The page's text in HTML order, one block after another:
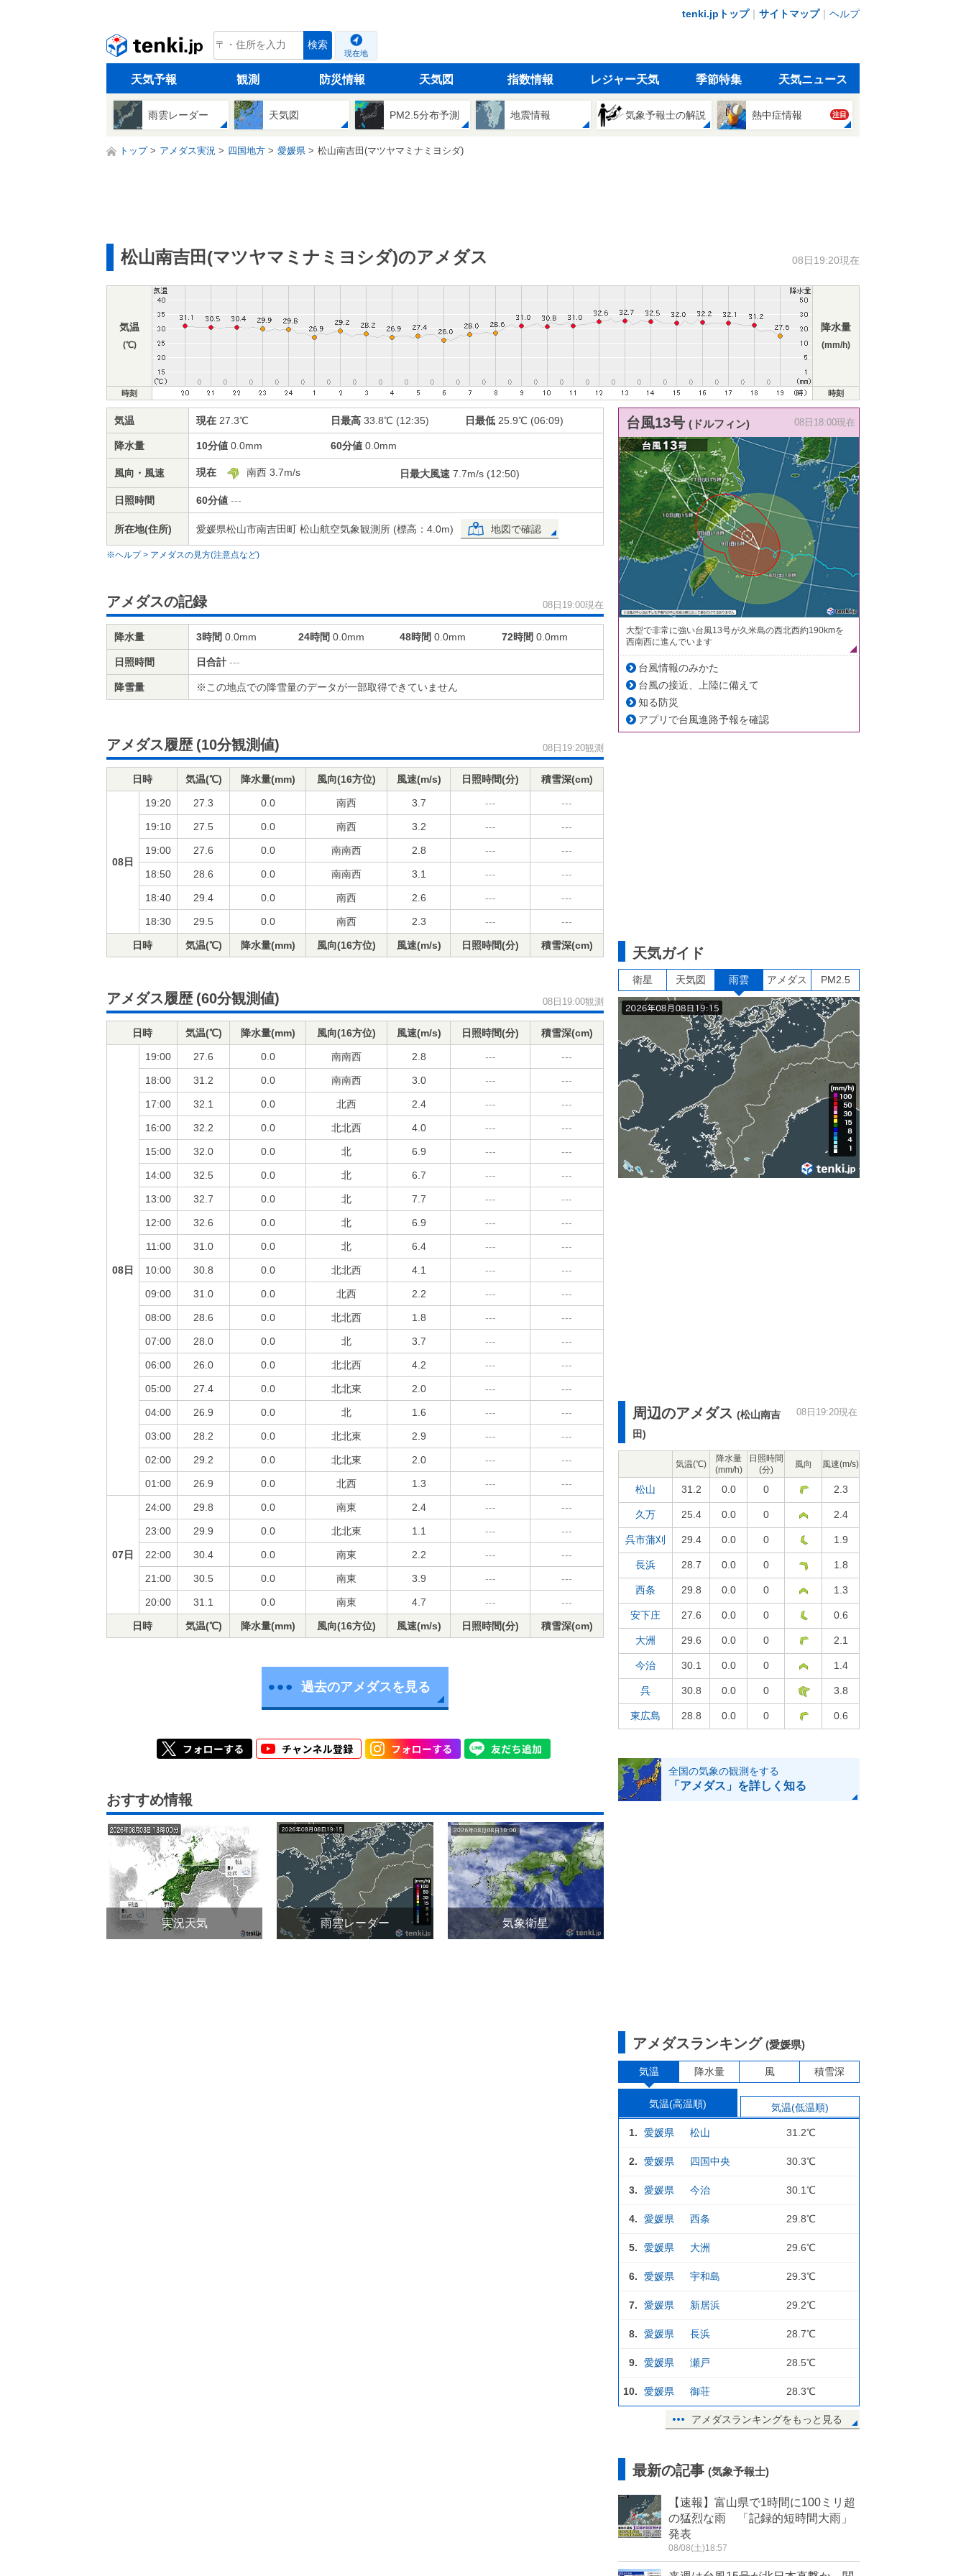
tenki.jpトップ｜ サイトマップ｜ ヘルプ
tenki.jp 検索
現在地
天気予報 観測 防災情報 天気図 指数情報 レジャー天気 季節特集 天気ニュース
雨雲レーダー 天気図 PM2.5分布予測 地震情報 気象予報士の解説 熱中症情報 注目
トップ アメダス実況 四国地方 愛媛県 松山南吉田(マツヤマミナミヨシダ)
松山南吉田(マツヤマミナミヨシダ)のアメダス 08日19:20現在
気温
(℃)
降水量
(mm/h)
時刻 時刻
気温 現在 27.3℃ 日最高33.8℃ (12:35) 日最低25.9℃ (06:09)
降水量 10分値 0.0mm 60分値0.0mm
風向・風速 現在 南西 3.7m/s 日最大風速 7.7m/s (12:50)
日照時間 60分値 ---
所在地(住所) 愛媛県松山市南吉田町 松山航空気象観測所 (標高：4.0m) 地図で確認
※ヘルプ > アメダスの見方(注意点など)
アメダスの記録 08日19:00現在
降水量 3時間 0.0mm 24時間 0.0mm 48時間 0.0mm 72時間 0.0mm
日照時間 日合計 ---
降雪量 ※この地点での降雪量のデータが一部取得できていません
アメダス履歴 (10分観測値) 08日19:20観測
日時 気温(℃) 降水量(mm) 風向(16方位) 風速(m/s) 日照時間(分) 積雪深(cm)
08日
19:20 27.3 0.0 南西 3.7 --- ---
19:10 27.5 0.0 南西 3.2 --- ---
19:00 27.6 0.0 南南西 2.8 --- ---
18:50 28.6 0.0 南南西 3.1 --- ---
18:40 29.4 0.0 南西 2.6 --- ---
18:30 29.5 0.0 南西 2.3 --- ---
日時 気温(℃) 降水量(mm) 風向(16方位) 風速(m/s) 日照時間(分) 積雪深(cm)
アメダス履歴 (60分観測値) 08日19:00観測
日時 気温(℃) 降水量(mm) 風向(16方位) 風速(m/s) 日照時間(分) 積雪深(cm)
08日
19:00 27.6 0.0 南南西 2.8 --- ---
18:00 31.2 0.0 南南西 3.0 --- ---
17:00 32.1 0.0 北西 2.4 --- ---
16:00 32.2 0.0 北北西 4.0 --- ---
15:00 32.0 0.0 北 6.9 --- ---
14:00 32.5 0.0 北 6.7 --- ---
13:00 32.7 0.0 北 7.7 --- ---
12:00 32.6 0.0 北 6.9 --- ---
11:00 31.0 0.0 北 6.4 --- ---
10:00 30.8 0.0 北北西 4.1 --- ---
09:00 31.0 0.0 北西 2.2 --- ---
08:00 28.6 0.0 北北西 1.8 --- ---
07:00 28.0 0.0 北 3.7 --- ---
06:00 26.0 0.0 北北西 4.2 --- ---
05:00 27.4 0.0 北北東 2.0 --- ---
04:00 26.9 0.0 北 1.6 --- ---
03:00 28.2 0.0 北北東 2.9 --- ---
02:00 29.2 0.0 北北東 2.0 --- ---
01:00 26.9 0.0 北西 1.3 --- ---
07日
24:00 29.8 0.0 南東 2.4 --- ---
23:00 29.9 0.0 北北東 1.1 --- ---
22:00 30.4 0.0 南東 2.2 --- ---
21:00 30.5 0.0 南東 3.9 --- ---
20:00 31.1 0.0 南東 4.7 --- ---
日時 気温(℃) 降水量(mm) 風向(16方位) 風速(m/s) 日照時間(分) 積雪深(cm)
過去のアメダスを見る
おすすめ情報
実況天気 雨雲レーダー 気象衛星
台風13号 (ドルフィン) 08日18:00現在
大型で非常に強い台風13号が久米島の西北西約190kmを
西南西に進んでいます
台風情報のみかた
台風の接近、上陸に備えて
知る防災
アプリで台風進路予報を確認
天気ガイド
衛星 天気図 雨雲 アメダス PM2.5
周辺のアメダス (松山南吉
田)
08日19:20現在
気温(℃)
降水量
(mm/h)
日照時間
(分)
風向 風速(m/s)
松山 31.2 0.0 0 2.3
久万 25.4 0.0 0 2.4
呉市蒲刈 29.4 0.0 0 1.9
長浜 28.7 0.0 0 1.8
西条 29.8 0.0 0 1.3
安下庄 27.6 0.0 0 0.6
大洲 29.6 0.0 0 2.1
今治 30.1 0.0 0 1.4
呉 30.8 0.0 0 3.8
東広島 28.8 0.0 0 0.6
全国の気象の観測をする
「アメダス」を詳しく知る
アメダスランキング (愛媛県)
気温 降水量 風 積雪深
気温(高温順) 気温(低温順)
1. 愛媛県 松山 31.2℃
2. 愛媛県 四国中央 30.3℃
3. 愛媛県 今治 30.1℃
4. 愛媛県 西条 29.8℃
5. 愛媛県 大洲 29.6℃
6. 愛媛県 宇和島 29.3℃
7. 愛媛県 新居浜 29.2℃
8. 愛媛県 長浜 28.7℃
9. 愛媛県 瀬戸 28.5℃
10. 愛媛県 御荘 28.3℃
アメダスランキングをもっと見る
最新の記事 (気象予報士)
【速報】富山県で1時間に100ミリ超
の猛烈な雨 「記録的短時間大雨」
発表
08/08(土)18:57